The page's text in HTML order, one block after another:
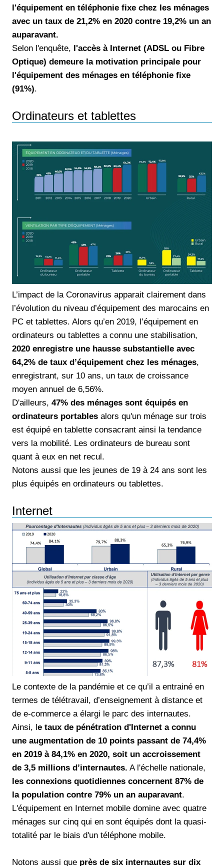
l'équipement en téléphonie fixe chez les ménages
avec un taux de 21,2% en 2020 contre 19,2% un an
auparavant.
Selon l'enquête, l'accès à Internet (ADSL ou Fibre
Optique) demeure la motivation principale pour
l'équipement des ménages en téléphonie fixe
(91%).
Ordinateurs et tablettes
L’impact de la Coronavirus apparait clairement dans
l’évolution du niveau d’équipement des marocains en
PC et tablettes. Alors qu’en 2019, l’équipement en
ordinateurs ou tablettes a connu une stabilisation,
2020 enregistre une hausse substantielle avec
64,2% de taux d’équipement chez les ménages,
enregistrant, sur 10 ans, un taux de croissance
moyen annuel de 6,56%.
D'ailleurs, 47% des ménages sont équipés en
ordinateurs portables alors qu'un ménage sur trois
est équipé en tablette consacrant ainsi la tendance
vers la mobilité. Les ordinateurs de bureau sont
quant à eux en net recul.
Notons aussi que les jeunes de 19 à 24 ans sont les
plus équipés en ordinateurs ou tablettes.
Internet
Le contexte de la pandémie et ce qu’il a entrainé en
termes de télétravail, d’enseignement à distance et
de e-commerce a élargi le parc des internautes.
Ainsi, le taux de pénétration d'Internet a connu
une augmentation de 10 points passant de 74,4%
en 2019 à 84,1% en 2020, soit un accroissement
de 3,5 millions d’internautes. A l'échelle nationale,
les connexions quotidiennes concernent 87% de
la population contre 79% un an auparavant.
L'équipement en Internet mobile domine avec quatre
ménages sur cinq qui en sont équipés dont la quasi-
totalité par le biais d'un téléphone mobile.
Notons aussi que près de six internautes sur dix